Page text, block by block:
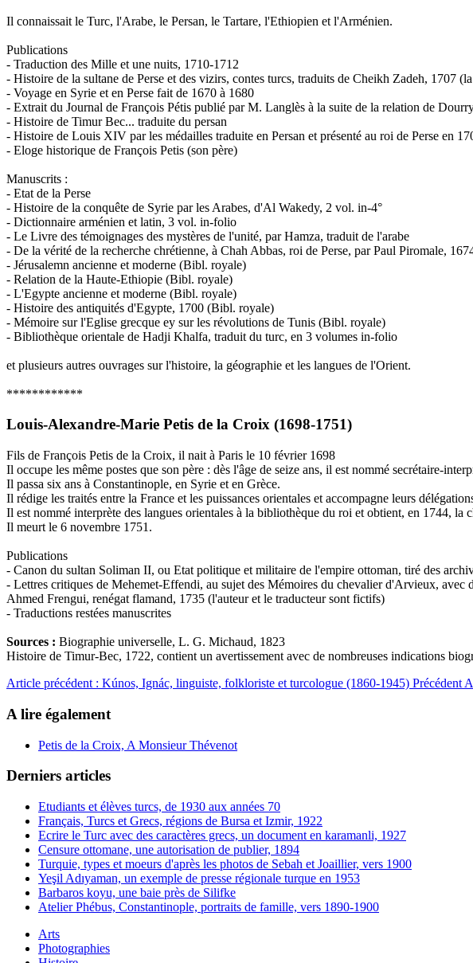
Il connaissait le Turc, l'Arabe, le Persan, le Tartare, l'Ethiopien et l'Arménien.
Publications
- Traduction des Mille et une nuits, 1710-1712
- Histoire de la sultane de Perse et des vizirs, contes turcs, traduits de Cheikh Zadeh, 1707
- Voyage en Syrie et en Perse fait de 1670 à 1680
- Extrait du Journal de François Pétis publié par M. Langlès à la suite de la relation de
- Histoire de Timur Bec... traduite du persan
- Histoire de Louis XIV par les médailles traduite en Persan et présenté au roi de Perse en
- Eloge historique de François Petis (son père)
Manuscrits :
- Etat de la Perse
- Histoire de la conquête de Syrie par les Arabes, d'Al Wakedy, 2 vol. in-4°
- Dictionnaire arménien et latin, 3 vol. in-folio
- Le Livre des témoignages des mystères de l'unité, par Hamza, traduit de l'arabe
- De la vérité de la recherche chrétienne, à Chah Abbas, roi de Perse, par Paul Piromale,
- Jérusalemn ancienne et moderne (Bibl. royale)
- Relation de la Haute-Ethiopie (Bibl. royale)
- L'Egypte ancienne et moderne (Bibl. royale)
- Histoire des antiquités d'Egypte, 1700 (Bibl. royale)
- Mémoire sur l'Eglise grecque ey sur les révolutions de Tunis (Bibl. royale)
- Bibliothèque orientale de Hadji Khalfa, traduit du turc, en 3 volumes in-folio
et plusieurs autres ouvrages sur l'histoire, la géographie et les langues de l'Orient.
************
Louis-Alexandre-Marie Petis de la Croix (1698-1751)
Fils de François Petis de la Croix, il nait à Paris le 10 février 1698
Il occupe les même postes que son père : dès l'âge de seize ans, il est nommé secrétaire-
Il passa six ans à Constantinople, en Syrie et en Grèce.
Il rédige les traités entre la France et les puissances orientales et accompagne leurs
Il est nommé interprète des langues orientales à la bibliothèque du roi et obtient, en 1744, la
Il meurt le 6 novembre 1751.
Publications
- Canon du sultan Soliman II, ou Etat politique et militaire de l'empire ottoman, tiré des
- Lettres critiques de Mehemet-Effendi, au sujet des Mémoires du chevalier d'Arvieux, avec
Ahmed Frengui, renégat flamand, 1735 (l'auteur et le traducteur sont fictifs)
- Traductions restées manuscrites
Sources : Biographie universelle, L. G. Michaud, 1823
Histoire de Timur-Bec, 1722, contient un avertissement avec de nombreuses indications
Article précédent : Kúnos, Ignác, linguiste, folkloriste et turcologue (1860-1945) Précédent
A lire également
Petis de la Croix, A Monsieur Thévenot
Derniers articles
Etudiants et élèves turcs, de 1930 aux années 70
Français, Turcs et Grecs, régions de Bursa et Izmir, 1922
Ecrire le Turc avec des caractères grecs, un document en karamanli, 1927
Censure ottomane, une autorisation de publier, 1894
Turquie, types et moeurs d'après les photos de Sebah et Joaillier, vers 1900
Yeşil Adıyaman, un exemple de presse régionale turque en 1953
Barbaros koyu, une baie près de Silifke
Atelier Phébus, Constantinople, portraits de famille, vers 1890-1900
Arts
Photographies